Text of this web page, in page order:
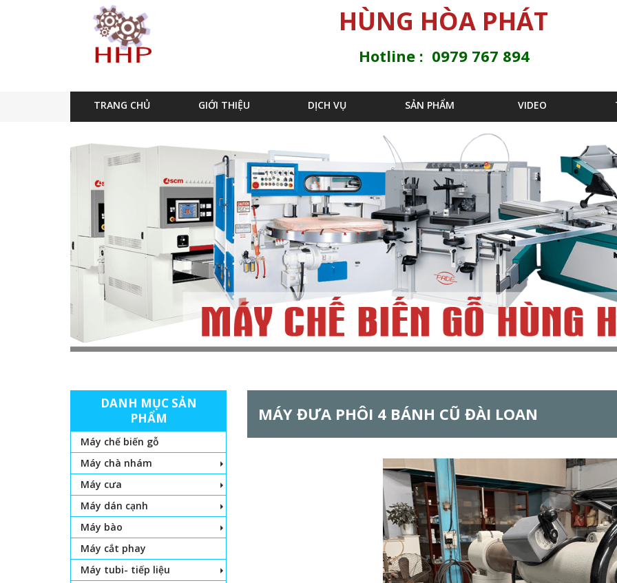
Jump to navigation
HÙNG HÒA PHÁT
Hotline : 0979 767 894
TRANG CHỦ GIỚI THIỆU DỊCH VỤ SẢN PHẨM VIDEO
MÁY ĐƯA PHÔI 4 BÁNH CŨ ĐÀI LOAN
DANH MỤC SẢN
PHẨM
Máy chế biến gỗ
Máy chà nhám
Máy cưa
Máy dán cạnh
Máy bào
Máy cắt phay
Máy tubi- tiếp liệu